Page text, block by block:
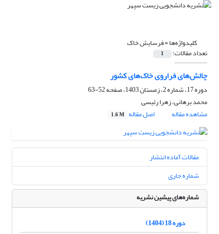
کلیدواژه‌ها =فرسایش خاک
تعداد مقالات: 1
چالش‌های فراروی خاک‌های کشور
دوره 17، شماره 2، زمستان 1403، صفحه
52-63
محمد برهانی، زهرا رئیسی
مشاهده مقاله
اصل مقاله 1.6 M
مقالات آماده انتشار
شماره جاری
شماره‌های پیشین نشریه
دوره 18 (1404)